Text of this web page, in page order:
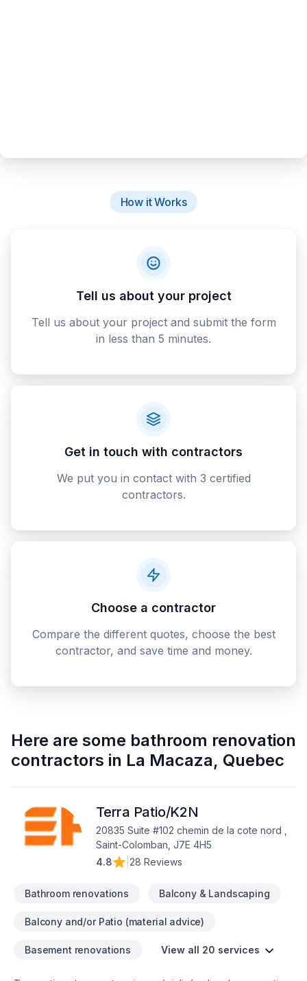
How it Works
Tell us about your project
Tell us about your project and submit the form
in less than 5 minutes.
Get in touch with contractors
We put you in contact with 3 certified
contractors.
Choose a contractor
Compare the different quotes, choose the best
contractor, and save time and money.
Here are some bathroom renovation
contractors in La Macaza, Quebec
Terra Patio/K2N
20835 Suite #102 chemin de la cote nord ,
Saint-Colomban, J7E 4H5
4.8
28 Reviews
Bathroom renovations Balcony & Landscaping
Balcony and/or Patio (material advice)
Basement renovations View all 20 services